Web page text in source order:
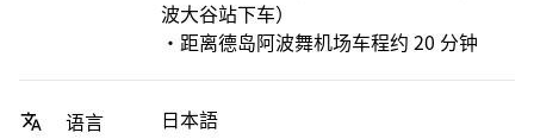
波大谷站下车）
・距离德岛阿波舞机场车程约 20 分钟
语言 日本語